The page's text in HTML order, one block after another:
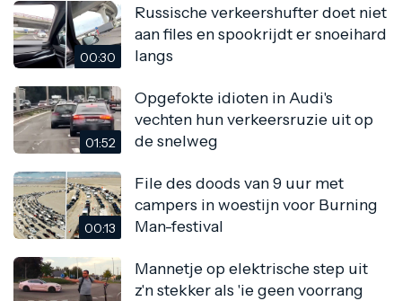
00:30
Russische verkeershufter doet niet
aan files en spookrijdt er snoeihard
langs
01:52
Opgefokte idioten in Audi's
vechten hun verkeersruzie uit op
de snelweg
00:13
File des doods van 9 uur met
campers in woestijn voor Burning
Man-festival
Mannetje op elektrische step uit
z'n stekker als 'ie geen voorrang